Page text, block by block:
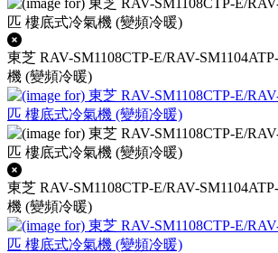
東芝 RAV-SM1108CTP-E/RAV-
機 (變頻冷暖)
東芝 RAV-SM1108CTP-E/RAV-
機 (變頻冷暖)